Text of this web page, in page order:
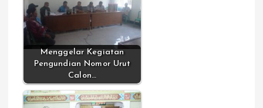
Menggelar Kegiatan
Pengundian Nomor Urut
Calon…